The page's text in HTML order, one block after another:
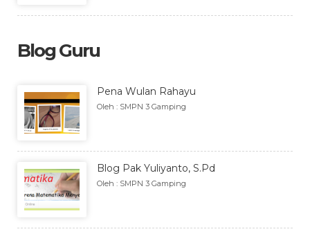
Blog Guru
Pena Wulan Rahayu
Oleh : SMPN 3 Gamping
Blog Pak Yuliyanto, S.Pd
Oleh : SMPN 3 Gamping